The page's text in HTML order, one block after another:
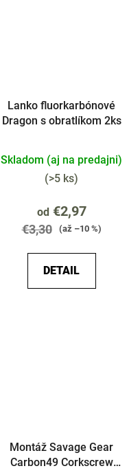
Lanko fluorkarbónové
Dragon s obratlíkom 2ks
Skladom (aj na predajni)
(>5 ks)
od€2,97
€3,30 (až –10 %)
DETAIL
Montáž Savage Gear
Carbon49 Corkscrew